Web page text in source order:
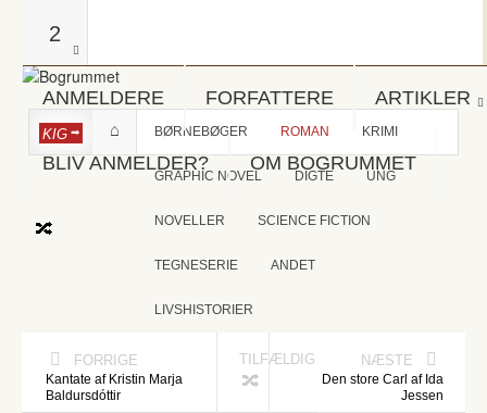
2
ANMELDERE FORFATTERE ARTIKLER
BLIV ANMELDER? OM BOGRUMMET
KIG BØRNEBØGER ROMAN KRIMI
GRAPHIC NOVEL DIGTE UNG
NOVELLER SCIENCE FICTION
TEGNESERIE ANDET
LIVSHISTORIER
FORRIGE
Kantate af Kristin Marja
Baldursdóttir
TILFÆLDIG NÆSTE
Den store Carl af Ida
Jessen